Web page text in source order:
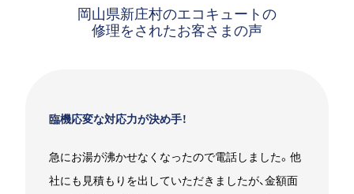
岡山県新庄村のエコキュートの
修理をされたお客さまの声
臨機応変な対応力が決め手！
急にお湯が沸かせなくなったので電話しました。他
社にも見積もりを出していただきましたが、金額面